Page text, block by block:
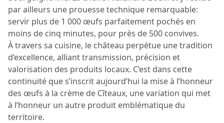
par ailleurs une prouesse technique remarquable:
servir plus de 1 000 œufs parfaitement pochés en
moins de cinq minutes, pour près de 500 convives.
À travers sa cuisine, le château perpétue une tradition
d’excellence, alliant transmission, précision et
valorisation des produits locaux. C’est dans cette
continuité que s’inscrit aujourd’hui la mise à l’honneur
des œufs à la crème de Cîteaux, une variation qui met
à l’honneur un autre produit emblématique du
territoire.